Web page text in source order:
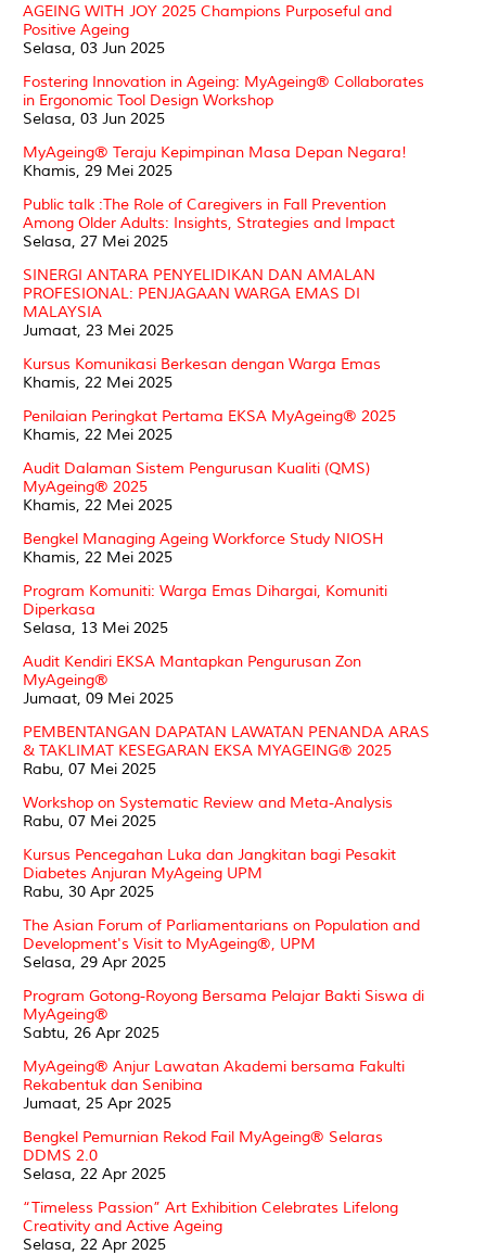
AGEING WITH JOY 2025 Champions Purposeful and
Positive Ageing
Selasa, 03 Jun 2025
Fostering Innovation in Ageing: MyAgeing® Collaborates
in Ergonomic Tool Design Workshop
Selasa, 03 Jun 2025
MyAgeing® Teraju Kepimpinan Masa Depan Negara!
Khamis, 29 Mei 2025
Public talk :The Role of Caregivers in Fall Prevention
Among Older Adults: Insights, Strategies and Impact
Selasa, 27 Mei 2025
SINERGI ANTARA PENYELIDIKAN DAN AMALAN
PROFESIONAL: PENJAGAAN WARGA EMAS DI
MALAYSIA
Jumaat, 23 Mei 2025
Kursus Komunikasi Berkesan dengan Warga Emas
Khamis, 22 Mei 2025
Penilaian Peringkat Pertama EKSA MyAgeing® 2025
Khamis, 22 Mei 2025
Audit Dalaman Sistem Pengurusan Kualiti (QMS)
MyAgeing® 2025
Khamis, 22 Mei 2025
Bengkel Managing Ageing Workforce Study NIOSH
Khamis, 22 Mei 2025
Program Komuniti: Warga Emas Dihargai, Komuniti
Diperkasa
Selasa, 13 Mei 2025
Audit Kendiri EKSA Mantapkan Pengurusan Zon
MyAgeing®
Jumaat, 09 Mei 2025
PEMBENTANGAN DAPATAN LAWATAN PENANDA ARAS
& TAKLIMAT KESEGARAN EKSA MYAGEING® 2025
Rabu, 07 Mei 2025
Workshop on Systematic Review and Meta-Analysis
Rabu, 07 Mei 2025
Kursus Pencegahan Luka dan Jangkitan bagi Pesakit
Diabetes Anjuran MyAgeing UPM
Rabu, 30 Apr 2025
The Asian Forum of Parliamentarians on Population and
Development's Visit to MyAgeing®, UPM
Selasa, 29 Apr 2025
Program Gotong-Royong Bersama Pelajar Bakti Siswa di
MyAgeing®
Sabtu, 26 Apr 2025
MyAgeing® Anjur Lawatan Akademi bersama Fakulti
Rekabentuk dan Senibina
Jumaat, 25 Apr 2025
Bengkel Pemurnian Rekod Fail MyAgeing® Selaras
DDMS 2.0
Selasa, 22 Apr 2025
“Timeless Passion” Art Exhibition Celebrates Lifelong
Creativity and Active Ageing
Selasa, 22 Apr 2025